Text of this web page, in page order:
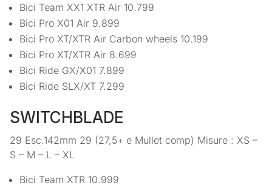
Bici Team XX1 XTR Air 10.799
Bici Pro X01 Air 9.899
Bici Pro XT/XTR Air Carbon wheels 10.199
Bici Pro XT/XTR Air 8.699
Bici Ride GX/X01 7.899
Bici Ride SLX/XT 7.299
SWITCHBLADE
29 Esc.142mm 29 (27,5+ e Mullet comp) Misure : XS –
S – M – L – XL
Bici Team XTR 10.999